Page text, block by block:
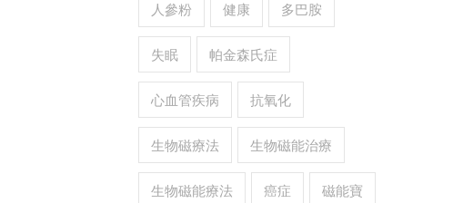
人參粉 健康 多巴胺
失眠 帕金森氏症
心血管疾病 抗氧化
生物磁療法 生物磁能治療
生物磁能療法 癌症 磁能寶